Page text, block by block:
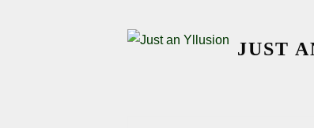
JUST